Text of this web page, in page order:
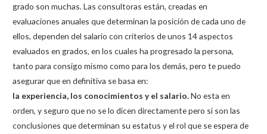
grado son muchas. Las consultoras están, creadas en
evaluaciones anuales que determinan la posición de cada uno de
ellos, dependen del salario con criterios de unos 14 aspectos
evaluados en grados, en los cuales ha progresado la persona,
tanto para consigo mismo como para los demás, pero te puedo
asegurar que en definitiva se basa en:
la experiencia, los conocimientos y el salario.No esta en
orden, y seguro que no se lo dicen directamente pero si son las
conclusiones que determinan su estatus y el rol que se espera de